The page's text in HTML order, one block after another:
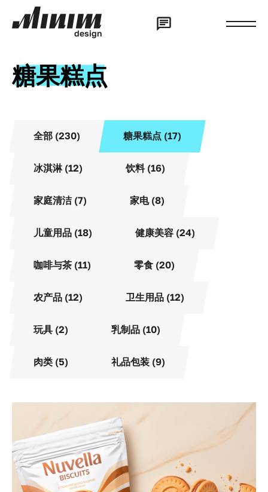
design
糖果糕点
全部 (230) 糖果糕点 (17)
冰淇淋 (12) 饮料 (16)
家庭清洁 (7) 家电 (8)
儿童用品 (18) 健康美容 (24)
咖啡与茶 (11) 零食 (20)
农产品 (12) 卫生用品 (12)
玩具 (2) 乳制品 (10)
肉类 (5) 礼品包装 (9)